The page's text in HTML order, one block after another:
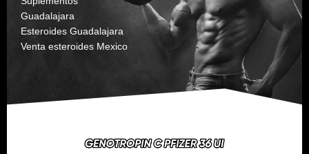
Guadalajara
Esteroides Guadalajara
Venta esteroides Mexico